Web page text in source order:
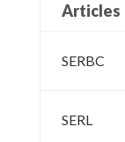
Articles
SERBC
SERL